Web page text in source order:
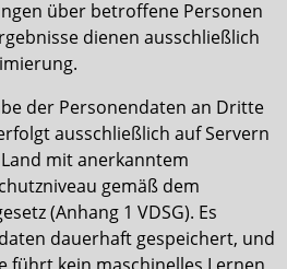
über betroffene Personen
dienen ausschließlich
der Personendaten an Dritte
ausschließlich auf Servern
mit anerkanntem
gemäß dem
(Anhang 1 VDSG). Es
dauerhaft gespeichert, und